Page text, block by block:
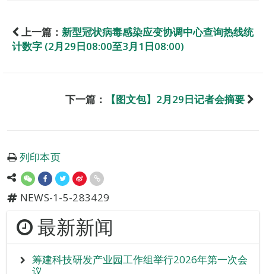
上一篇： 新型冠状病毒感染应变协调中心查询热线统
计数字 (2月29日08:00至3月1日08:00)
下一篇： 【图文包】2月29日记者会摘要
列印本页
NEWS-1-5-283429
最新新闻
筹建科技研发产业园工作组举行2026年第一次会